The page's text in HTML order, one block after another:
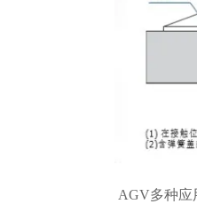
AGV多种应